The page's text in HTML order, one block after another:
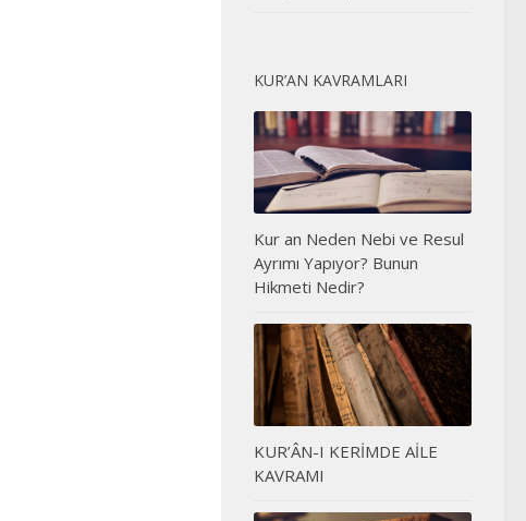
KUR’AN KAVRAMLARI
Kur an Neden Nebi ve Resul
Ayrımı Yapıyor? Bunun
Hikmeti Nedir?
KUR’ÂN-I KERİMDE AİLE
KAVRAMI